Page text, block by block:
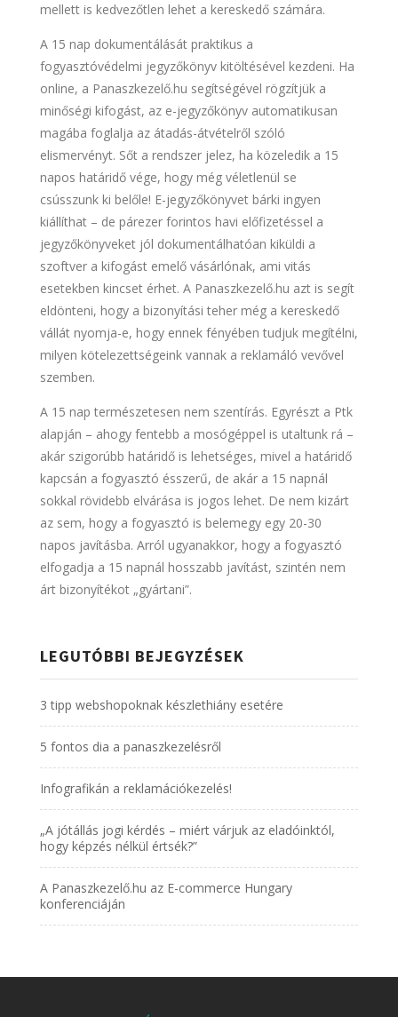
mellett is kedvezőtlen lehet a kereskedő számára.
A 15 nap dokumentálását praktikus a
fogyasztóvédelmi jegyzőkönyv kitöltésével kezdeni. Ha
online, a Panaszkezelő.hu segítségével rögzítjük a
minőségi kifogást, az e-jegyzőkönyv automatikusan
magába foglalja az átadás-átvételről szóló
elismervényt. Sőt a rendszer jelez, ha közeledik a 15
napos határidő vége, hogy még véletlenül se
csússzunk ki belőle! E-jegyzőkönyvet bárki ingyen
kiállíthat – de párezer forintos havi előfizetéssel a
jegyzőkönyveket jól dokumentálhatóan kiküldi a
szoftver a kifogást emelő vásárlónak, ami vitás
esetekben kincset érhet. A Panaszkezelő.hu azt is segít
eldönteni, hogy a bizonyítási teher még a kereskedő
vállát nyomja-e, hogy ennek fényében tudjuk megítélni,
milyen kötelezettségeink vannak a reklamáló vevővel
szemben.
A 15 nap természetesen nem szentírás. Egyrészt a Ptk
alapján – ahogy fentebb a mosógéppel is utaltunk rá –
akár szigorúbb határidő is lehetséges, mivel a határidő
kapcsán a fogyasztó ésszerű, de akár a 15 napnál
sokkal rövidebb elvárása is jogos lehet. De nem kizárt
az sem, hogy a fogyasztó is belemegy egy 20-30
napos javításba. Arról ugyanakkor, hogy a fogyasztó
elfogadja a 15 napnál hosszabb javítást, szintén nem
árt bizonyítékot „gyártani”.
LEGUTÓBBI BEJEGYZÉSEK
3 tipp webshopoknak készlethiány esetére
5 fontos dia a panaszkezelésről
Infografikán a reklamációkezelés!
„A jótállás jogi kérdés – miért várjuk az eladóinktól,
hogy képzés nélkül értsék?”
A Panaszkezelő.hu az E-commerce Hungary
konferenciáján